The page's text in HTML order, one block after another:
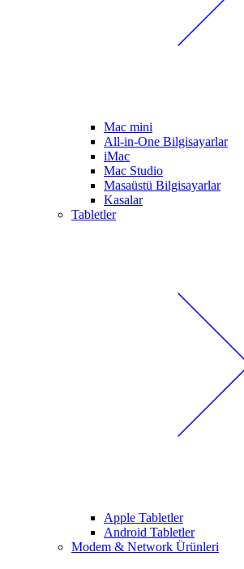
Mac mini
All-in-One Bilgisayarlar
iMac
Mac Studio
Masaüstü Bilgisayarlar
Kasalar
Tabletler
Apple Tabletler
Android Tabletler
Modem & Network Ürünleri